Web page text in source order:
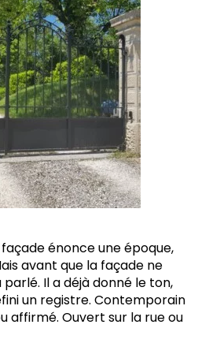
énonce une époque,
avant que la façade ne
Il a déjà donné le ton,
un registre. Contemporain
affirmé. Ouvert sur la rue ou